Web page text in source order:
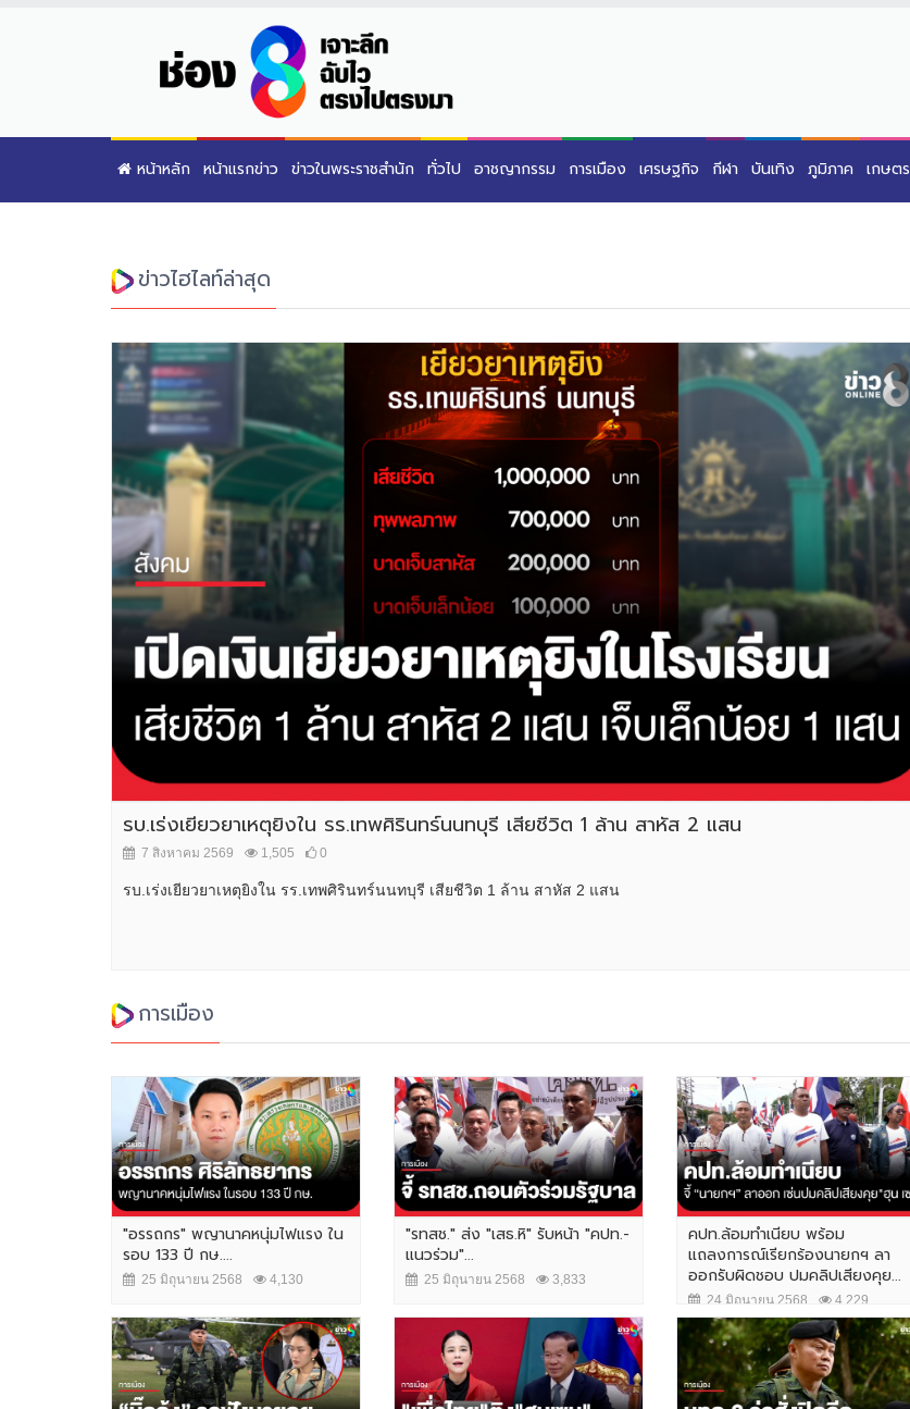
หน้าหลัก หน้าแรกข่าว ข่าวในพระราชสำนัก ทั่วไป อาชญากรรม การเมือง เศรษฐกิจ กีฬา บันเทิง ภูมิภาค เกษตร
ข่าวไฮไลท์ล่าสุด
รบ.เร่งเยียวยาเหตุยิงใน รร.เทพศิรินทร์นนทบุรี เสียชีวิต 1 ล้าน สาหัส 2 แสน
7 สิงหาคม 2569 1,505 0
รบ.เร่งเยียวยาเหตุยิงใน รร.เทพศิรินทร์นนทบุรี เสียชีวิต 1 ล้าน สาหัส 2 แสน
การเมือง
"อรรถกร" พญานาคหนุ่มไฟแรง ใน
รอบ 133 ปี กษ....
25 มิถุนายน 2568 4,130
"รทสช." ส่ง "เสธ.หิ" รับหน้า "คปท.-
แนวร่วม"...
25 มิถุนายน 2568 3,833
คปท.ล้อมทำเนียบ พร้อม
แถลงการณ์เรียกร้องนายกฯ ลา
ออกรับผิดชอบ ปมคลิปเสียงคุย...
24 มิถุนายน 2568 4,229